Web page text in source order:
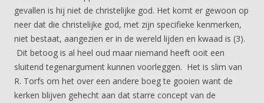
gevallen is hij niet de christelijke god. Het komt er gewoon op
neer dat die christelijke god, met zijn specifieke kenmerken,
niet bestaat, aangezien er in de wereld lijden en kwaad is (3).
Dit betoog is al heel oud maar niemand heeft ooit een
sluitend tegenargument kunnen voorleggen. Het is slim van
R. Torfs om het over een andere boeg te gooien want de
kerken blijven gehecht aan dat starre concept van de